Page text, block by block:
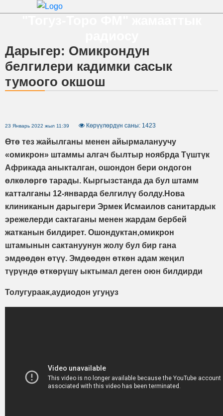
Дарыгер: Омикрондун
белгилери кадимки сасык
тумоого окшош
23 Январь 2022 жыл 11:39 Көрүүлөрдүн саны: 1423
Өтө тез жайылганы менен айырмалануучу
«омикрон» штаммы алгач былтыр ноябрда Түштүк
Африкада аныкталган, ошондон бери ондогон
өлкөлөргө тарады. Кыргызстанда да бул штамм
катталганы 12-январда белгилүү болду.Нова
клиниканын дарыгери Эрмек Исмаилов санитардык
эрежелерди сактаганы менен жардам бербей
жатканын билдирет. Ошондуктан,омикрон
штамынын сактануунун жолу бул бир гана
эмдөөдөн өтүү. Эмдөөдөн өткөн адам жеңил
түрүндө өткөрүшү ыктымал деген оюн билдирди
Толугураак,аудиодон угуңуз